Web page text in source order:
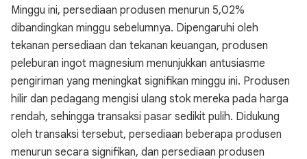
Minggu ini, persediaan produsen menurun 5,02%
dibandingkan minggu sebelumnya. Dipengaruhi oleh
tekanan persediaan dan tekanan keuangan, produsen
peleburan ingot magnesium menunjukkan antusiasme
pengiriman yang meningkat signifikan minggu ini. Produsen
hilir dan pedagang mengisi ulang stok mereka pada harga
rendah, sehingga transaksi pasar sedikit pulih. Didukung
oleh transaksi tersebut, persediaan beberapa produsen
menurun secara signifikan, dan persediaan produsen